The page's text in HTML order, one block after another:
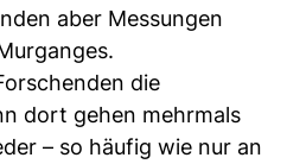
aber Messungen
die
dort gehen mehrmals
– so häufig wie nur an